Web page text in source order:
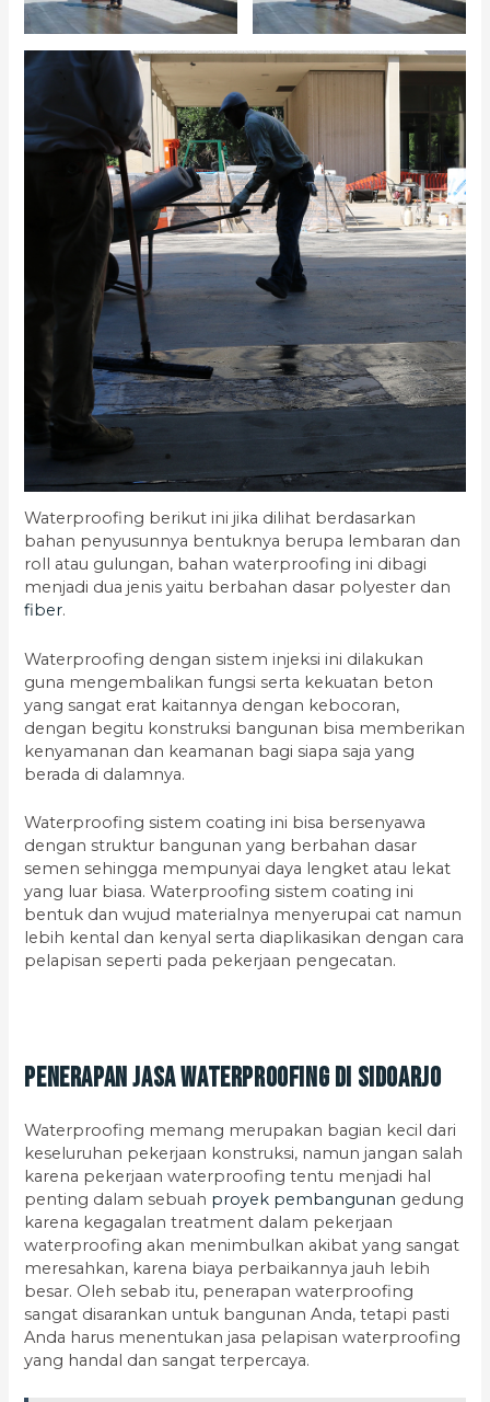
Waterproofing berikut ini jika dilihat berdasarkan
bahan penyusunnya bentuknya berupa lembaran dan
roll atau gulungan, bahan waterproofing ini dibagi
menjadi dua jenis yaitu berbahan dasar polyester dan
fiber.
Waterproofing dengan sistem injeksi ini dilakukan
guna mengembalikan fungsi serta kekuatan beton
yang sangat erat kaitannya dengan kebocoran,
dengan begitu konstruksi bangunan bisa memberikan
kenyamanan dan keamanan bagi siapa saja yang
berada di dalamnya.
Waterproofing sistem coating ini bisa bersenyawa
dengan struktur bangunan yang berbahan dasar
semen sehingga mempunyai daya lengket atau lekat
yang luar biasa. Waterproofing sistem coating ini
bentuk dan wujud materialnya menyerupai cat namun
lebih kental dan kenyal serta diaplikasikan dengan cara
pelapisan seperti pada pekerjaan pengecatan.
Penerapan Jasa Waterproofing di Sidoarjo
Waterproofing memang merupakan bagian kecil dari
keseluruhan pekerjaan konstruksi, namun jangan salah
karena pekerjaan waterproofing tentu menjadi hal
penting dalam sebuah proyek pembangunan gedung
karena kegagalan treatment dalam pekerjaan
waterproofing akan menimbulkan akibat yang sangat
meresahkan, karena biaya perbaikannya jauh lebih
besar. Oleh sebab itu, penerapan waterproofing
sangat disarankan untuk bangunan Anda, tetapi pasti
Anda harus menentukan jasa pelapisan waterproofing
yang handal dan sangat terpercaya.